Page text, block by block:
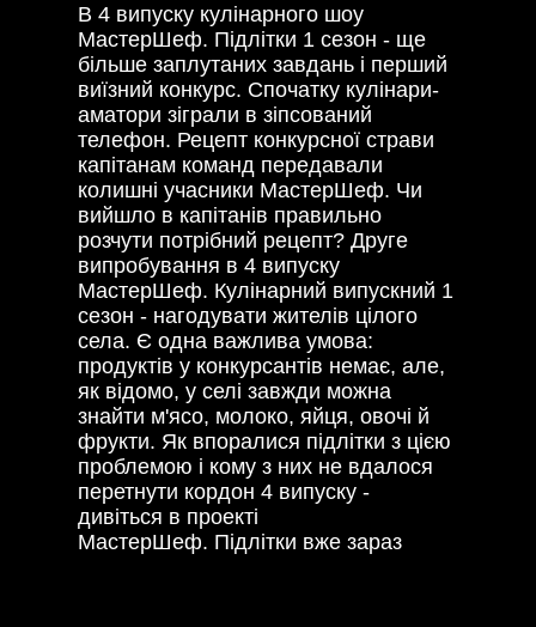
В 4 випуску кулінарного шоу
МастерШеф. Підлітки 1 сезон - ще
більше заплутаних завдань і перший
виїзний конкурс. Спочатку кулінари-
аматори зіграли в зіпсований
телефон. Рецепт конкурсної страви
капітанам команд передавали
колишні учасники МастерШеф. Чи
вийшло в капітанів правильно
розчути потрібний рецепт? Друге
випробування в 4 випуску
МастерШеф. Кулінарний випускний 1
сезон - нагодувати жителів цілого
села. Є одна важлива умова:
продуктів у конкурсантів немає, але,
як відомо, у селі завжди можна
знайти м'ясо, молоко, яйця, овочі й
фрукти. Як впоралися підлітки з цією
проблемою і кому з них не вдалося
перетнути кордон 4 випуску -
дивіться в проекті
МастерШеф. Підлітки вже зараз